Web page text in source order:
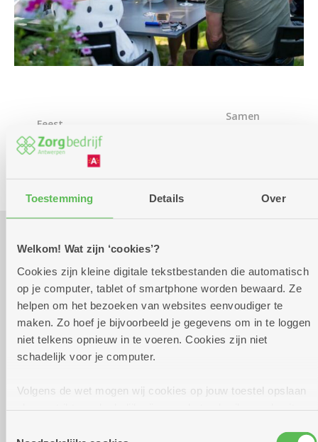
Toestemming Details Over
Welkom! Wat zijn ‘cookies’?
Cookies zijn kleine digitale tekstbestanden die automatisch
op je computer, tablet of smartphone worden bewaard. Ze
helpen om het bezoeken van websites eenvoudiger te
maken. Zo hoef je bijvoorbeeld je gegevens om in te loggen
niet telkens opnieuw in te voeren. Cookies zijn niet
schadelijk voor je computer.
Volgens de wet mogen wij cookies op jouw toestel opslaan
Feest
en
dans
Culinair
Samen
Praktisch
vrijdag 18 september
2026
16.00 uur tot 20.00
uur
- 4 shotjes van onze cocktails & mocktails aan 10
euro (stempelkaart)
Reserveer vervoer